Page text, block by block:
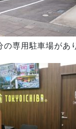
専用駐車場があ